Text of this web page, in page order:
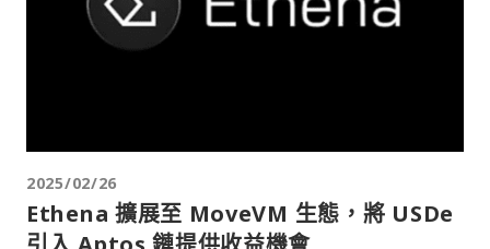
2025/02/26
Ethena 擴展至 MoveVM 生態，將 USDe